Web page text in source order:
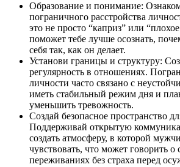
Образование и понимание:
пограничного расстройства
это не просто “каприз” или
поможет тебе лучше осознать,
себя так, как он делает.
Установи границы и структуру:
регулярность в отношениях.
личности часто связано с
иметь стабильный режим дня и
уменьшить тревожность.
Создай безопасное пространство
Поддерживай открытую
создать атмосферу, в которой
чувствовать, что может говорить о
переживаниях без страха перед